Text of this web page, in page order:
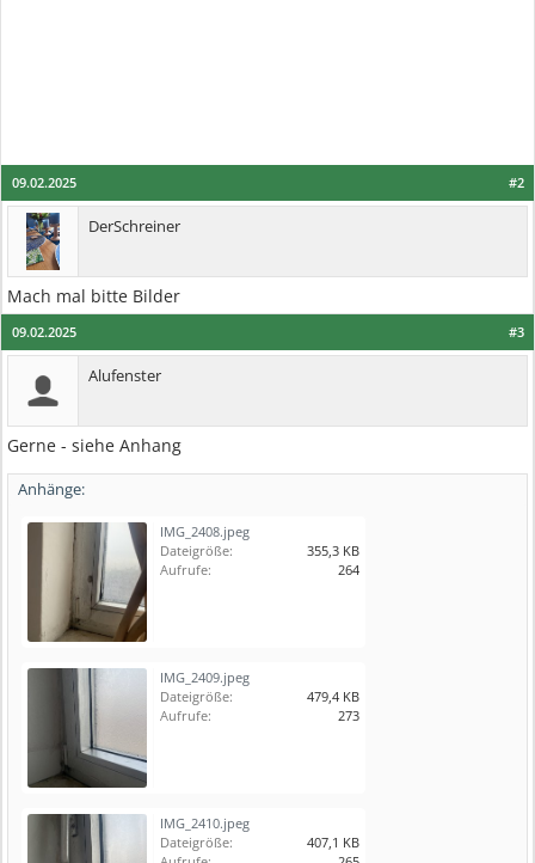
#2
09.02.2025
DerSchreiner
Mach mal bitte Bilder
#3
09.02.2025
Alufenster
Gerne - siehe Anhang
Anhänge:
IMG_2408.jpeg
Dateigröße:
355,3 KB
Aufrufe:
264
IMG_2409.jpeg
Dateigröße:
479,4 KB
Aufrufe:
273
IMG_2410.jpeg
Dateigröße:
407,1 KB